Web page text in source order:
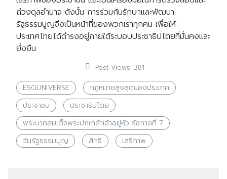
ถ่วงดุลอำนาจ ดังนั้น การร่วมกันรักษาและพัฒนา
รัฐธรรมนูญจึงเป็นหน้าที่ของพวกเราทุกคน เพื่อให้
ประเทศไทยได้ดำรงอยู่ภายใต้ระบอบประชาธิปไตยที่มั่นคงและ
ยั่งยืน
Post Views: 381
ESGUNIVERSE
กฎหมายสูงสุดของประเทศ
ประชาชน
ประชาธิปไตย
พระบาทสมเด็จพระปกเกล้าเจ้าอยู่หัว รัชกาลที่ 7
วันรัฐธรรมนูญ
สิทธิ เสรีภาพ